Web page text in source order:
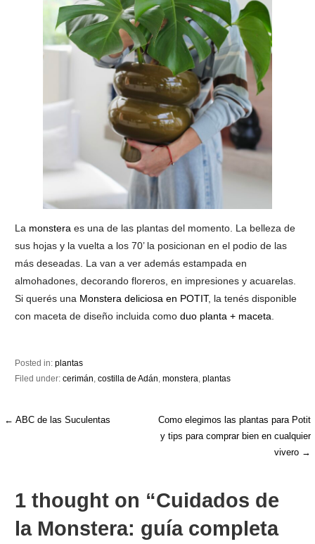
La monstera es una de las plantas del momento. La belleza de
sus hojas y la vuelta a los 70’ la posicionan en el podio de las
más deseadas. La van a ver además estampada en
almohadones, decorando floreros, en impresiones y acuarelas.
Si querés una Monstera deliciosa en POTIT, la tenés disponible
con maceta de diseño incluida como duo planta + maceta
Posted in: plantas
Filed under: cerimán, costilla de Adán, monstera, plantas
Navegación
← ABC de las Suculentas
Como elegimos las plantas para Potit
y tips para comprar bien en cualquier
vivero →
1 thought on “Cuidados de
la Monstera: guía completa